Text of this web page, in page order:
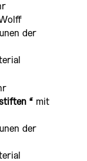
der
“ mit
der